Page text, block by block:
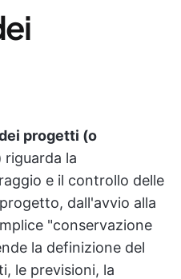
progetti (o
riguarda la
e il controllo delle
dall'avvio alla
"conservazione
la definizione del
le previsioni, la